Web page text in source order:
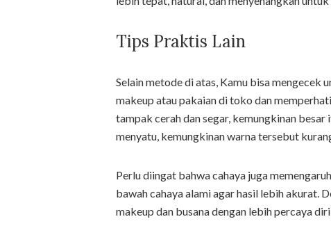
Tips Praktis Lain
Selain metode di atas, Kamu bisa mengecek
makeup atau pakaian di toko dan
tampak cerah dan segar, kemungkinan
menyatu, kemungkinan warna tersebut
Perlu diingat bahwa cahaya juga
bawah cahaya alami agar hasil lebih akurat.
makeup dan busana dengan lebih percaya